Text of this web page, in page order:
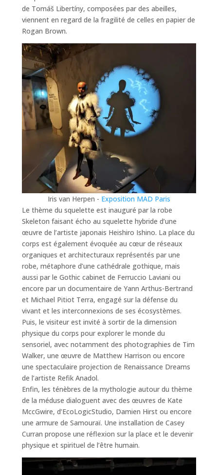
de Tomáš Libertíny, composées par des abeilles,
viennent en regard de la fragilité de celles en papier de
Rogan Brown.
Iris van Herpen - Exposition MAD Paris
Le thème du squelette est inauguré par la robe
Skeleton faisant écho au squelette hybride d’une
œuvre de l’artiste japonais Heishiro Ishino. La place du
corps est également évoquée au cœur de réseaux
organiques et architecturaux représentés par une
robe, métaphore d’une cathédrale gothique, mais
aussi par le Gothic cabinet de Ferruccio Laviani ou
encore par un documentaire de Yann Arthus-Bertrand
et Michael Pitiot Terra, engagé sur la défense du
vivant et les interconnexions de ses écosystèmes.
Puis, le visiteur est invité à sortir de la dimension
physique du corps pour explorer le monde du
sensoriel, avec notamment des photographies de Tim
Walker, une œuvre de Matthew Harrison ou encore
une spectaculaire projection de Renaissance Dreams
de l’artiste Refik Anadol.
Enfin, les ténèbres de la mythologie autour du thème
de la méduse dialoguent avec des œuvres de Kate
MccGwire, d’EcoLogicStudio, Damien Hirst ou encore
une armure de Samouraï. Une installation de Casey
Curran propose une réflexion sur la place et le devenir
physique et spirituel de l’être humain.